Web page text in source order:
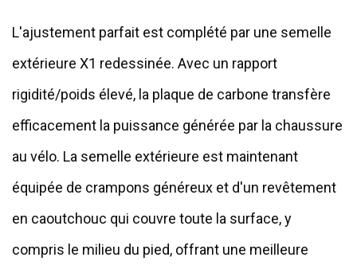
L'ajustement parfait est complété par une semelle
extérieure X1 redessinée. Avec un rapport
rigidité/poids élevé, la plaque de carbone transfère
efficacement la puissance générée par la chaussure
au vélo. La semelle extérieure est maintenant
équipée de crampons généreux et d'un revêtement
en caoutchouc qui couvre toute la surface, y
compris le milieu du pied, offrant une meilleure